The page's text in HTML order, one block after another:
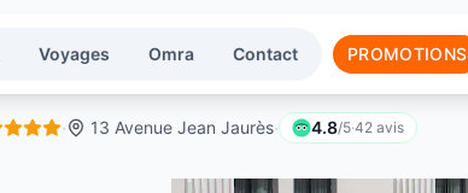
Voyages Omra Contact PROMOTIONS
· 13 Avenue Jean Jaurès· 4.8/5·42 avis